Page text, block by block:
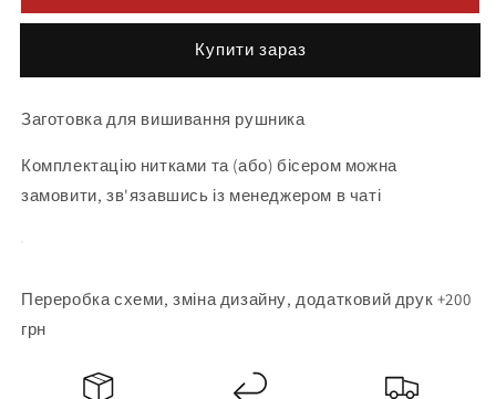
Buy it now
Заготовка для вишивання рушника
Комплектацію нитками та (або) бісером можна
замовити, зв'язавшись із менеджером в чаті
Переробка схеми, зміна дизайну, додатковий друк +200
грн